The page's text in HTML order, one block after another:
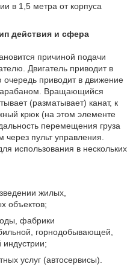
в 1,5 метра от корпуса
действия и сфера
причиной подачи
Двигатель приводит в
приводит в движение
Вращающийся
(разматывает) канат, к
крюк (на этом элементе
перемещения груза
через пульт управления.
использования в нескольких
жилых,
объектов;
фабрики
горнодобывающей,
услуг (автосервисы).